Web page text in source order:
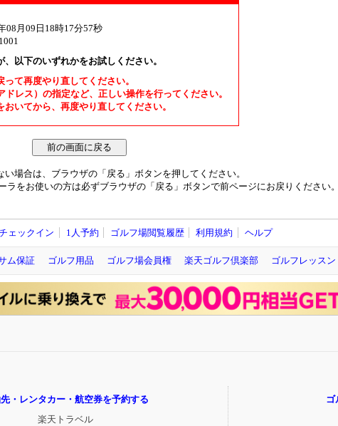
08月09日18時17分57秒
以下のいずれかをお試しください。
って再度やり直してください。
ドレス）の指定など、正しい操作を行ってください。
おいてから、再度やり直してください。
場合は、ブラウザの「戻る」ボタンを押してください。
ラをお使いの方は必ずブラウザの「戻る」ボタンで前ページにお戻りください。
ェックイン 1人予約 ゴルフ場閲覧履歴 利用規約 ヘルプ
ム保証 ゴルフ用品 ゴルフ場会員権 楽天ゴルフ倶楽部 ゴルフレッスン
・レンタカー・航空券を予約する
楽天トラベル
ゴ